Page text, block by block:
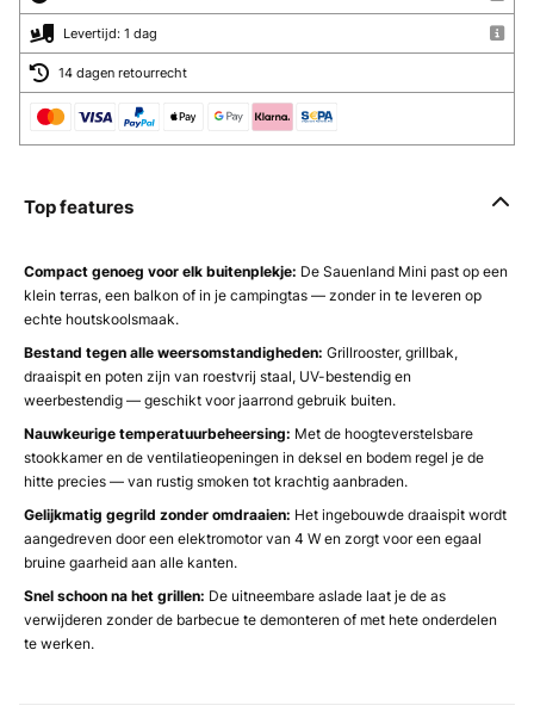
Levertijd: 1 dag
14 dagen retourrecht
Top features
Compact genoeg voor elk buitenplekje: De Sauenland Mini past op een
klein terras, een balkon of in je campingtas — zonder in te leveren op
echte houtskoolsmaak.
Bestand tegen alle weersomstandigheden: Grillrooster, grillbak,
draaispit en poten zijn van roestvrij staal, UV-bestendig en
weerbestendig — geschikt voor jaarrond gebruik buiten.
Nauwkeurige temperatuurbeheersing: Met de hoogteverstelsbare
stookkamer en de ventilatieopeningen in deksel en bodem regel je de
hitte precies — van rustig smoken tot krachtig aanbraden.
Gelijkmatig gegrild zonder omdraaien: Het ingebouwde draaispit wordt
aangedreven door een elektromotor van 4 W en zorgt voor een egaal
bruine gaarheid aan alle kanten.
Snel schoon na het grillen: De uitneembare aslade laat je de as
verwijderen zonder de barbecue te demonteren of met hete onderdelen
te werken.